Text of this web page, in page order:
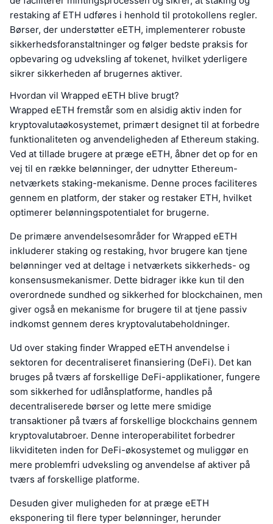
restaking af ETH udføres i henhold til protokollens regler.
Børser, der understøtter eETH, implementerer robuste
sikkerhedsforanstaltninger og følger bedste praksis for
opbevaring og udveksling af tokenet, hvilket yderligere
sikrer sikkerheden af brugernes aktiver.
Hvordan vil Wrapped eETH blive brugt?
Wrapped eETH fremstår som en alsidig aktiv inden for
kryptovalutaøkosystemet, primært designet til at forbedre
funktionaliteten og anvendeligheden af Ethereum staking.
Ved at tillade brugere at præge eETH, åbner det op for en
vej til en række belønninger, der udnytter Ethereum-
netværkets staking-mekanisme. Denne proces faciliteres
gennem en platform, der staker og restaker ETH, hvilket
optimerer belønningspotentialet for brugerne.
De primære anvendelsesområder for Wrapped eETH
inkluderer staking og restaking, hvor brugere kan tjene
belønninger ved at deltage i netværkets sikkerheds- og
konsensusmekanismer. Dette bidrager ikke kun til den
overordnede sundhed og sikkerhed for blockchainen, men
giver også en mekanisme for brugere til at tjene passiv
indkomst gennem deres kryptovalutabeholdninger.
Ud over staking finder Wrapped eETH anvendelse i
sektoren for decentraliseret finansiering (DeFi). Det kan
bruges på tværs af forskellige DeFi-applikationer, fungere
som sikkerhed for udlånsplatforme, handles på
decentraliserede børser og lette mere smidige
transaktioner på tværs af forskellige blockchains gennem
kryptovalutabroer. Denne interoperabilitet forbedrer
likviditeten inden for DeFi-økosystemet og muliggør en
mere problemfri udveksling og anvendelse af aktiver på
tværs af forskellige platforme.
Desuden giver muligheden for at præge eETH
eksponering til flere typer belønninger, herunder